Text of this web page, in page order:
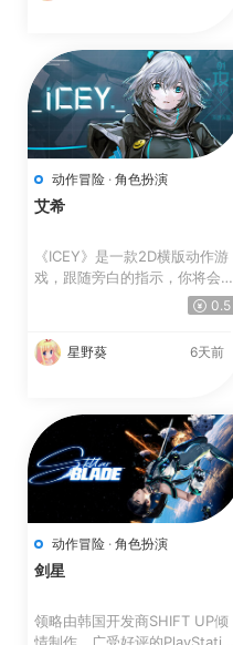
动作冒险 · 角色扮演
艾希
《ICEY》是一款2D横版动作游
戏，跟随旁白的指示，你将会通
0.5
星野葵 6天前
动作冒险 · 角色扮演
剑星
领略由韩国开发商SHIFT UP倾